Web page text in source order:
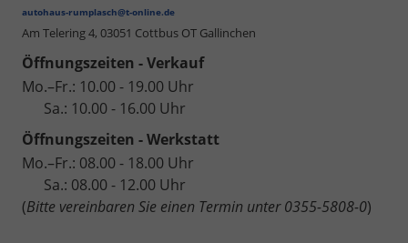
autohaus-rumplasch@t-online.de
Am Telering 4, 03051 Cottbus OT Gallinchen
Öffnungszeiten - Verkauf
Mo.–Fr.: 10.00 - 19.00 Uhr
Sa.: 10.00 - 16.00 Uhr
Öffnungszeiten - Werkstatt
Mo.–Fr.: 08.00 - 18.00 Uhr
Sa.: 08.00 - 12.00 Uhr
(Bitte vereinbaren Sie einen Termin unter 0355-5808-0)